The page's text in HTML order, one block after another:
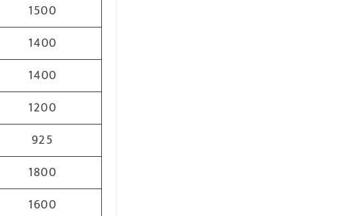
1500
1400
1400
1200
925
1800
1600